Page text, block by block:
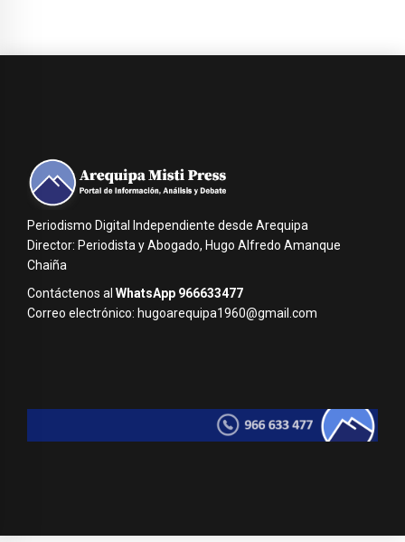
Periodismo Digital Independiente desde Arequipa
Director: Periodista y Abogado, Hugo Alfredo Amanque
Chaiña
Contáctenos al WhatsApp 966633477
Correo electrónico: hugoarequipa1960@gmail.com